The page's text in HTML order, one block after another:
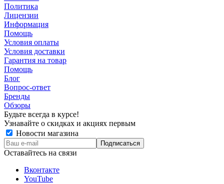
Политика
Лицензии
Информация
Помощь
Условия оплаты
Условия доставки
Гарантия на товар
Помощь
Блог
Вопрос-ответ
Бренды
Обзоры
Будьте всегда в курсе!
Узнавайте о скидках и акциях первым
Новости магазина
Оставайтесь на связи
Вконтакте
YouTube